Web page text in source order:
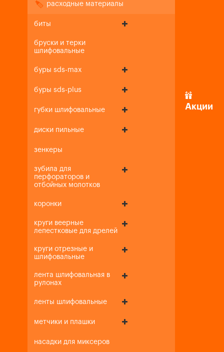
расходные материалы
биты
бруски и терки
шлифовальные
буры sds-max
буры sds-plus
губки шлифовальные
диски пильные
зенкеры
зубила для
перфораторов и
отбойных молотков
коронки
круги веерные
лепестковые для дрелей
круги отрезные и
шлифовальные
лента шлифовальная в
рулонах
ленты шлифовальные
метчики и плашки
насадки для миксеров
Акции